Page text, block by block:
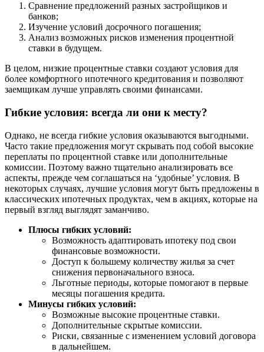
Сравнение предложений разных застройщиков и
банков;
Изучение условий досрочного погашения;
Анализ возможных рисков изменения процентной
ставки в будущем.
В целом, низкие процентные ставки создают условия для
более комфортного ипотечного кредитования и позволяют
заемщикам лучше управлять своими финансами.
Гибкие условия: всегда ли они к месту?
Однако, не всегда гибкие условия оказываются выгодными.
Часто такие предложения могут скрывать под собой высокие
переплаты по процентной ставке или дополнительные
комиссии. Поэтому важно тщательно анализировать все
аспекты, прежде чем соглашаться на ‘удобные’ условия. В
некоторых случаях, лучшие условия могут быть предложены в
классических ипотечных продуктах, чем в акциях, которые на
первый взгляд выглядят заманчиво.
Плюсы гибких условий:
Возможность адаптировать ипотеку под свои
финансовые возможности.
Доступ к большему количеству жилья за счет
снижения первоначального взноса.
Льготные периоды, которые помогают в первые
месяцы погашения кредита.
Минусы гибких условий:
Возможные высокие процентные ставки.
Дополнительные скрытые комиссии.
Риски, связанные с изменением условий договора
в дальнейшем.